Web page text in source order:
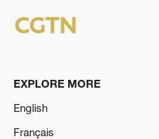
EXPLORE MORE
English
Français